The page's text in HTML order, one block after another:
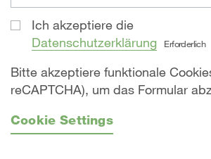
Ich akzeptiere die
Datenschutzerklärung
Erforderlich
Bitte akzeptiere funktionale
reCAPTCHA), um das Formular
Cookie Settings